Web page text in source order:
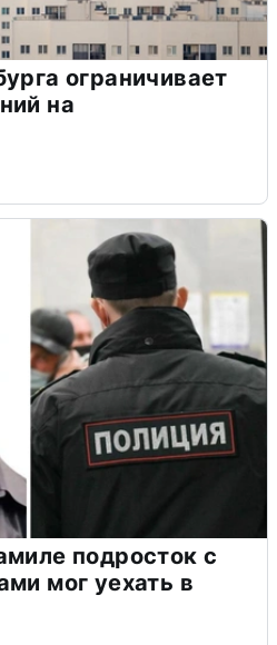
ограничивает
на
подросток с
мог уехать в